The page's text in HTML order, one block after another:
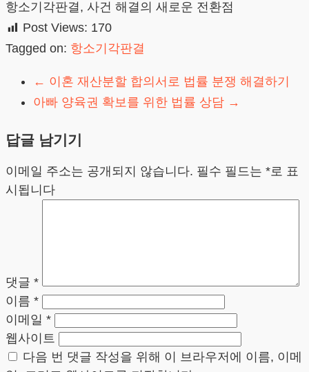
항소기각판결, 사건 해결의 새로운 전환점
Post Views: 170
Tagged on: 항소기각판결
← 이혼 재산분할 합의서로 법률 분쟁 해결하기
아빠 양육권 확보를 위한 법률 상담 →
답글 남기기
이메일 주소는 공개되지 않습니다. 필수 필드는 *로 표
시됩니다
댓글 *
이름 *
이메일 *
웹사이트
다음 번 댓글 작성을 위해 이 브라우저에 이름, 이메